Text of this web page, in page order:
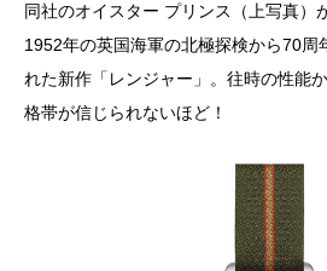
同社のオイスター プリンス（上写真）
1952年の英国海軍の北極探検から70周
れた新作「レンジャー」。往時の性能
格帯が信じられないほど！